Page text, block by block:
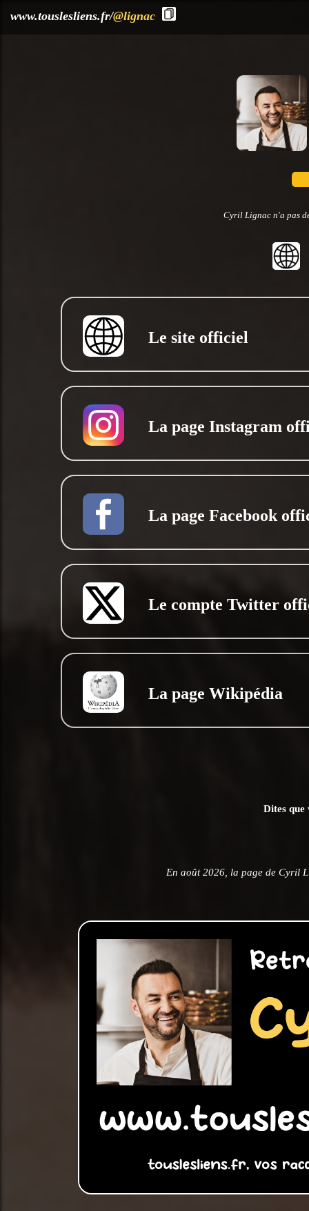
www.touslesliens.fr/@lignac
Cyril Lignac n'a pas
Le site officiel
La page Instagram
La page Facebook
Le compte Twitter
La page Wikipédia
Dites que
En août 2026, la page de Cyril